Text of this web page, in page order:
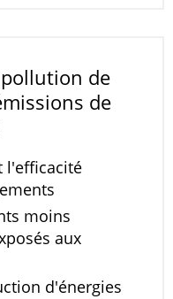
de
de
l'efficacité
moins
aux
d'énergies